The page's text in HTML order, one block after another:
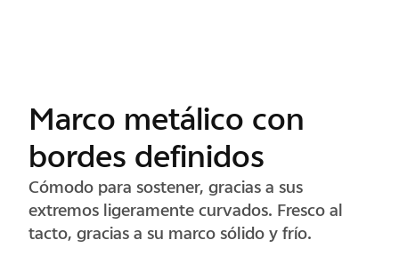
Diseño de cristal 3D
Unibody
Con el diseño de cristal 3D Unibody, su
estructura continua ofrece una gran
durabilidad y una protección confiable contra